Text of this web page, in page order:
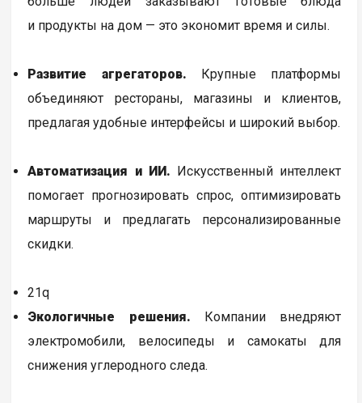
и продукты на дом — это экономит время и силы.
Развитие агрегаторов. Крупные платформы
объединяют рестораны, магазины и клиентов,
предлагая удобные интерфейсы и широкий выбор.
Автоматизация и ИИ. Искусственный интеллект
помогает прогнозировать спрос, оптимизировать
маршруты и предлагать персонализированные
скидки.
21q
Экологичные решения. Компании внедряют
электромобили, велосипеды и самокаты для
снижения углеродного следа.